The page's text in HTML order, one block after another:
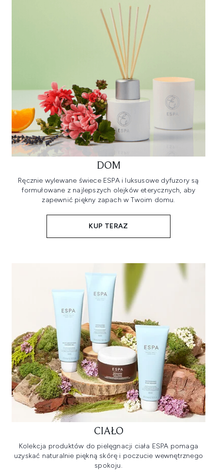
DOM
Ręcznie wylewane świece ESPA i luksusowe dyfuzory są
formułowane z najlepszych olejków eterycznych, aby
zapewnić piękny zapach w Twoim domu.
KUP TERAZ
CIAŁO
Kolekcja produktów do pielęgnacji ciała ESPA pomaga
uzyskać naturalnie piękną skórę i poczucie wewnętrznego
spokoju.